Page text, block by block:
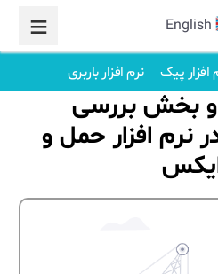
English
افزار پیک نرم افزار باربری
بخش بررسی
نرم افزار حمل و